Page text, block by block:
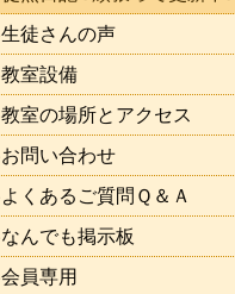
生徒さんの声
教室設備
教室の場所とアクセス
お問い合わせ
よくあるご質問Ｑ＆Ａ
なんでも掲示板
会員専用